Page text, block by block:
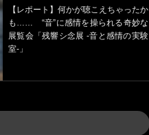
【レポート】何かが聴こえちゃったか
も…… “音”に感情を操られる奇妙な
展覧会「残響シ念展 -⾳と感情の実験
室-」